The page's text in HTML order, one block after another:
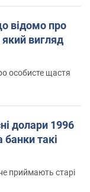
відомо про
вигляд
особисте щастя
долари 1996
такі
приймають старі